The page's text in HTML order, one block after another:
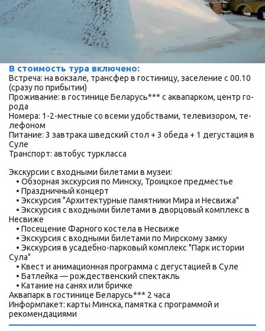
В стоимость тура включено:
Встреча: на вок­за­ле, транс­фер в го­сти­ни­цу, за­се­ле­ние с 00.10
(сра­зу по при­бы­тии)
Про­жи­ва­ние: в го­сти­ни­це Бе­ла­русь*** с ак­ва­пар­ком, центр го­
ро­да
Номера: 1-2-местные со все­ми удоб­ства­ми, те­ле­ви­зо­ром, те­
ле­фо­ном
Питание: 3 зав­тра­ка швед­ский стол + 3 обе­да + 1 дегустация в
Су­ле
Транс­порт: ав­то­бус турк­лас­са
Экскурсии с вход­ны­ми би­ле­та­ми в му­зеи:
• Об­зор­ная экскурсия по Мин­ску, Тро­иц­кое пред­ме­стье
• Праздничный кон­церт
• Экс­кур­сия "Архитектурные па­мят­ни­ки Мира и Несвижа"
• Экс­кур­сия с вход­ны­ми би­ле­та­ми в двор­цо­вый ком­плекс в
Не­сви­же
• По­се­ще­ние Фар­но­го ко­сте­ла в Не­сви­же
• Экс­кур­сия с вход­ны­ми би­ле­та­ми по Мирскому зам­ку
• Экс­кур­сия в усадебно-парковый ком­плекс "Парк ис­то­рии
Су­ла"
• Квест и анимационная про­грам­ма с де­гу­ста­ци­ей в Су­ле
• Батлейка — рож­де­ствен­ский спек­такль
• Ка­та­ние на са­нях или брич­ке
Аквапарк в го­сти­ни­це Бе­ла­русь*** 2 ча­са
Ин­форм­па­кет: карты Мин­ска, па­мят­ка с про­грам­мой и
рекомендациями